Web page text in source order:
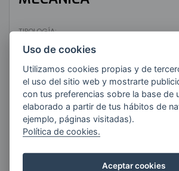
TIPOLOGÍA:
Grado Superior (FP)
Dani Irazola
zuzendaritza@maristak.com
Uso de cookies
Utilizamos cookies propias y de
el uso del sitio web y mostrarte
con tus preferencias sobre la base de
elaborado a partir de tus hábitos de
ejemplo, páginas visitadas).
Política de cookies.
Aceptar cookies